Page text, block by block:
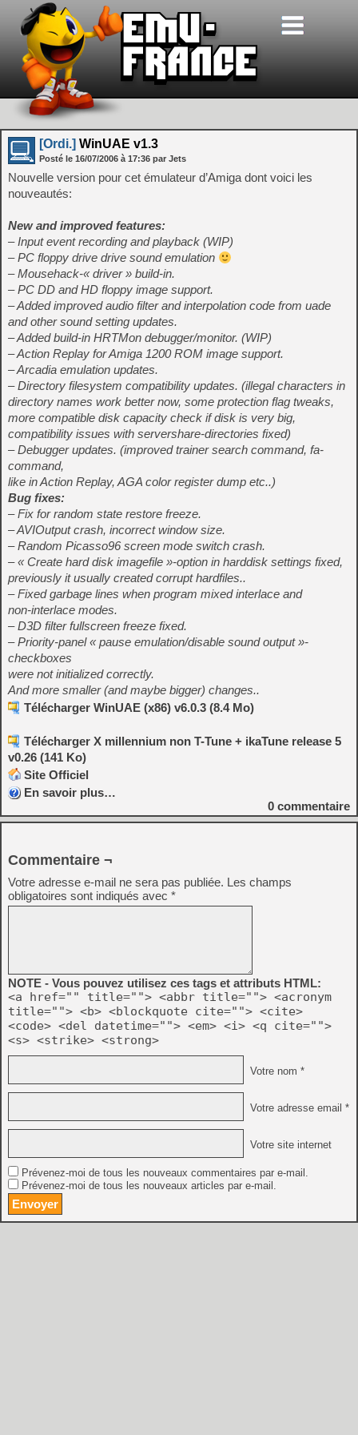
[Ordi.] WinUAE v1.3
Posté le 16/07/2006 à 17:36 par Jets
Nouvelle version pour cet émulateur d’Amiga dont voici les
nouveautés:
New and improved features:
– Input event recording and playback (WIP)
– PC floppy drive drive sound emulation
– Mousehack-« driver » build-in.
– PC DD and HD floppy image support.
– Added improved audio filter and interpolation code from uade
and other sound setting updates.
– Added build-in HRTMon debugger/monitor. (WIP)
– Action Replay for Amiga 1200 ROM image support.
– Arcadia emulation updates.
– Directory filesystem compatibility updates. (illegal characters in
directory names work better now, some protection flag tweaks,
more compatible disk capacity check if disk is very big,
compatibility issues with servershare-directories fixed)
– Debugger updates. (improved trainer search command, fa-
command,
like in Action Replay, AGA color register dump etc..)
Bug fixes:
– Fix for random state restore freeze.
– AVIOutput crash, incorrect window size.
– Random Picasso96 screen mode switch crash.
– « Create hard disk imagefile »-option in harddisk settings fixed,
previously it usually created corrupt hardfiles..
– Fixed garbage lines when program mixed interlace and
non-interlace modes.
– D3D filter fullscreen freeze fixed.
– Priority-panel « pause emulation/disable sound output »-
checkboxes
were not initialized correctly.
And more smaller (and maybe bigger) changes..
Télécharger WinUAE (x86) v6.0.3 (8.4 Mo)
Télécharger X millennium non T-Tune + ikaTune release 5
v0.26 (141 Ko)
Site Officiel
En savoir plus…
0 commentaire
Commentaire ¬
Votre adresse e-mail ne sera pas publiée. Les champs
obligatoires sont indiqués avec *
NOTE - Vous pouvez utilisez ces tags et attributs HTML:
<a href="" title=""> <abbr title=""> <acronym
title=""> <b> <blockquote cite=""> <cite>
<code> <del datetime=""> <em> <i> <q cite="">
<s> <strike> <strong>
Votre nom *
Votre adresse email *
Votre site internet
Prévenez-moi de tous les nouveaux commentaires par e-mail.
Prévenez-moi de tous les nouveaux articles par e-mail.